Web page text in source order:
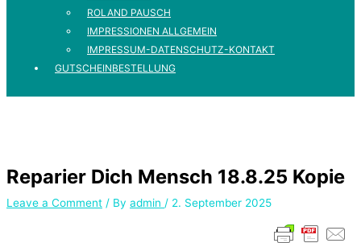
ROLAND PAUSCH
IMPRESSIONEN ALLGEMEIN
IMPRESSUM-DATENSCHUTZ-KONTAKT
GUTSCHEINBESTELLUNG
Reparier Dich Mensch 18.8.25 Kopie
Leave a Comment / By admin / 2. September 2025